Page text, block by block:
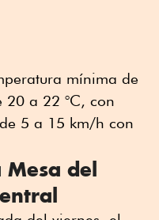
mínima de
20 a 22 °C, con
5 a 15 km/h con
del